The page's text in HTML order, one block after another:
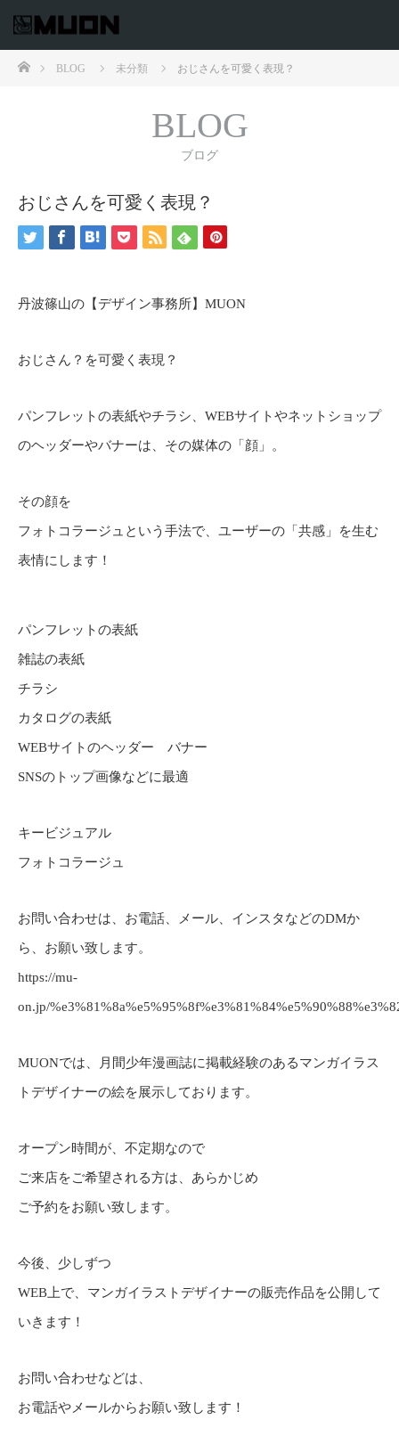
ホームBLOG 未分類 おじさんを可愛く表現？
BLOG
ブログ
おじさんを可愛く表現？
丹波篠山の【デザイン事務所】MUON
おじさん？を可愛く表現？
パンフレットの表紙やチラシ、WEBサイトやネットショップ
のヘッダーやバナーは、その媒体の「顔」。
その顔を
フォトコラージュという手法で、ユーザーの「共感」を生む
表情にします！
パンフレットの表紙
雑誌の表紙
チラシ
カタログの表紙
WEBサイトのヘッダー バナー
SNSのトップ画像などに最適
キービジュアル
フォトコラージュ
お問い合わせは、お電話、メール、インスタなどのDMか
ら、お願い致します。
https://mu-
on.jp/
MUONでは、月間少年漫画誌に掲載経験のあるマンガイラス
トデザイナーの絵を展示しております。
オープン時間が、不定期なので
ご来店をご希望される方は、あらかじめ
ご予約をお願い致します。
今後、少しずつ
WEB上で、マンガイラストデザイナーの販売作品を公開して
いきます！
お問い合わせなどは、
お電話やメールからお願い致します！